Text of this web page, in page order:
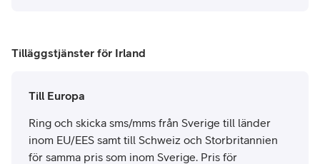
Tilläggstjänster för Irland
Till Europa
Ring och skicka sms/mms från Sverige till länder
inom EU/EES samt till Schweiz och Storbritannien
för samma pris som inom Sverige. Pris för